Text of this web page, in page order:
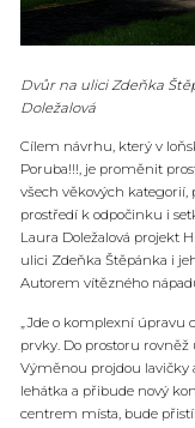
Dvůr na ulici Zdeňka
Doležalová
Cílem návrhu, který v
Poruba!!!, je proměnit
všech věkových
prostředí k odpočinku i
Laura Doležalová projekt
ulici Zdeňka Štěpánka i
Autorem vítězného
„Jde o komplexní úpravu
prvky. Do prostoru
Výměnou projdou lavičky
lehátka a přibude nový
centrem místa, bude